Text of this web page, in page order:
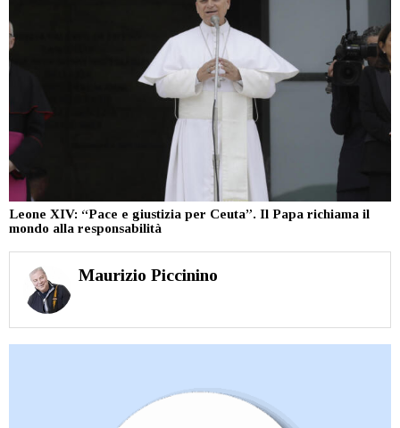
Leone XIV: “Pace e giustizia per Ceuta”. Il Papa richiama il
mondo alla responsabilità
Maurizio Piccinino